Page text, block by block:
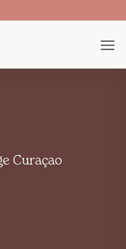
Curaçao